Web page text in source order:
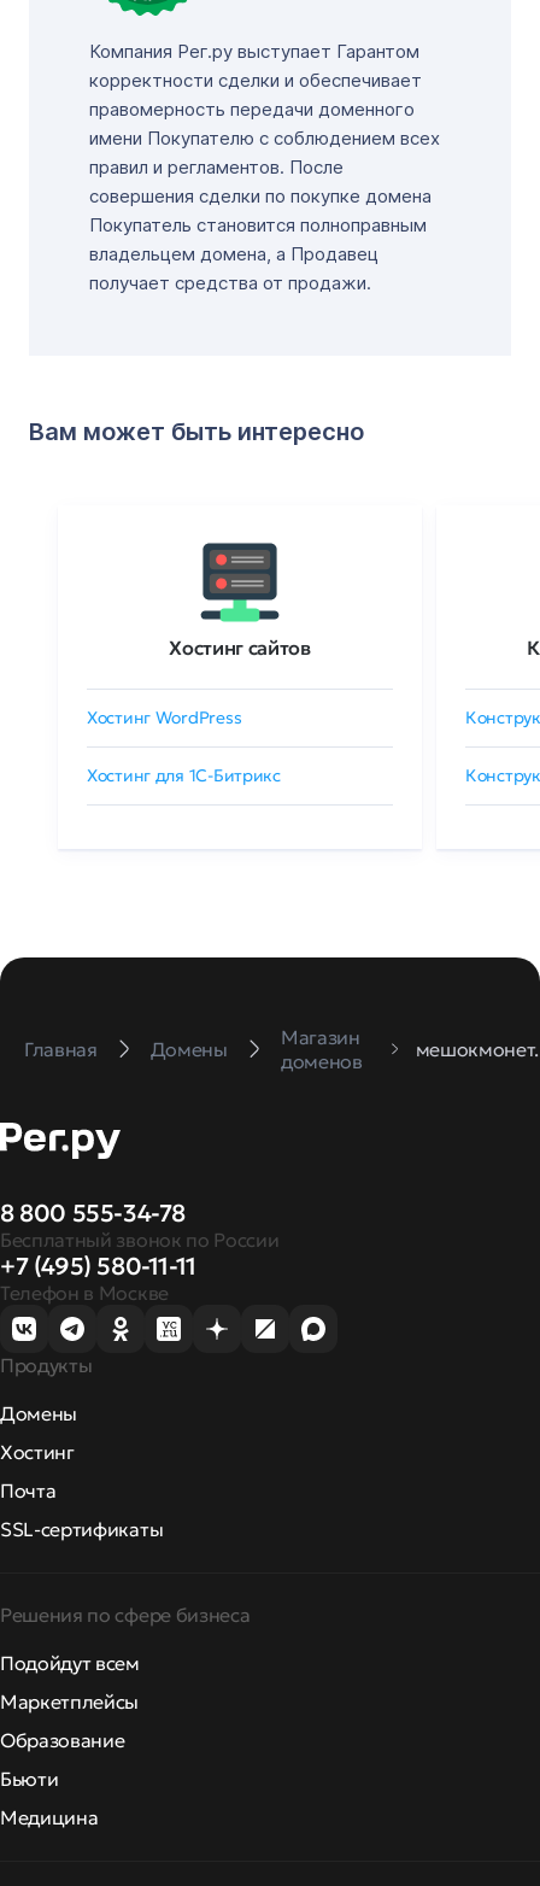
Компания Рег.ру выступает Гарантом
корректности сделки и обеспечивает
правомерность передачи доменного
имени Покупателю с соблюдением всех
правил и регламентов. После
совершения сделки по покупке домена
Покупатель становится полноправным
владельцем домена, а Продавец
получает средства от продажи.
Вам может быть интересно
Хостинг сайтов
Хостинг WordPress
Хостинг для 1C-Битрикс
Главная Домены
Магазин
доменов
8 800 555-34-78
Бесплатный звонок по России
+7 (495) 580-11-11
Телефон в Москве
Продукты
Домены
Хостинг
Почта
SSL-сертификаты
Решения по сфере бизнеса
Подойдут всем
Маркетплейсы
Образование
Бьюти
Медицина